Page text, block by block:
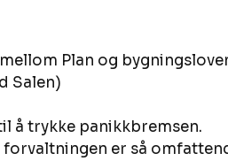
Plan og
Salen)
å trykke panikkbremsen.
er så